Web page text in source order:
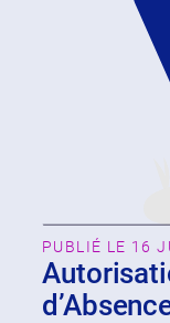
PUBLIÉ LE 16